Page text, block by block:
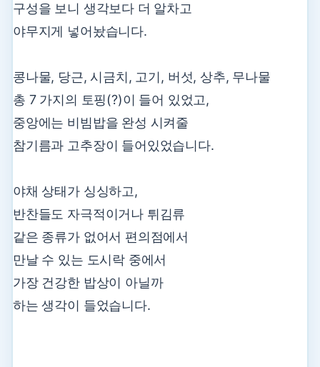
구성을 보니 생각보다 더 알차고
야무지게 넣어놨습니다.
콩나물, 당근, 시금치, 고기, 버섯, 상추, 무나물
총 7 가지의 토핑(?)이 들어 있었고,
중앙에는 비빔밥을 완성 시켜줄
참기름과 고추장이 들어있었습니다.
야채 상태가 싱싱하고,
반찬들도 자극적이거나 튀김류
같은 종류가 없어서 편의점에서
만날 수 있는 도시락 중에서
가장 건강한 밥상이 아닐까
하는 생각이 들었습니다.